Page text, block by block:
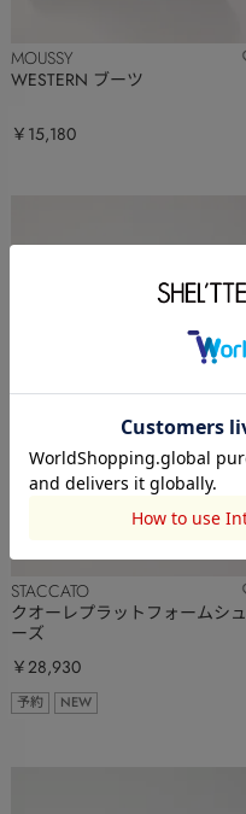
MOUSSY
WESTERN ブーツ
￥15,180
STACCATO
クオーレプラットフォームシュ
ーズ
￥28,930
予約 NEW